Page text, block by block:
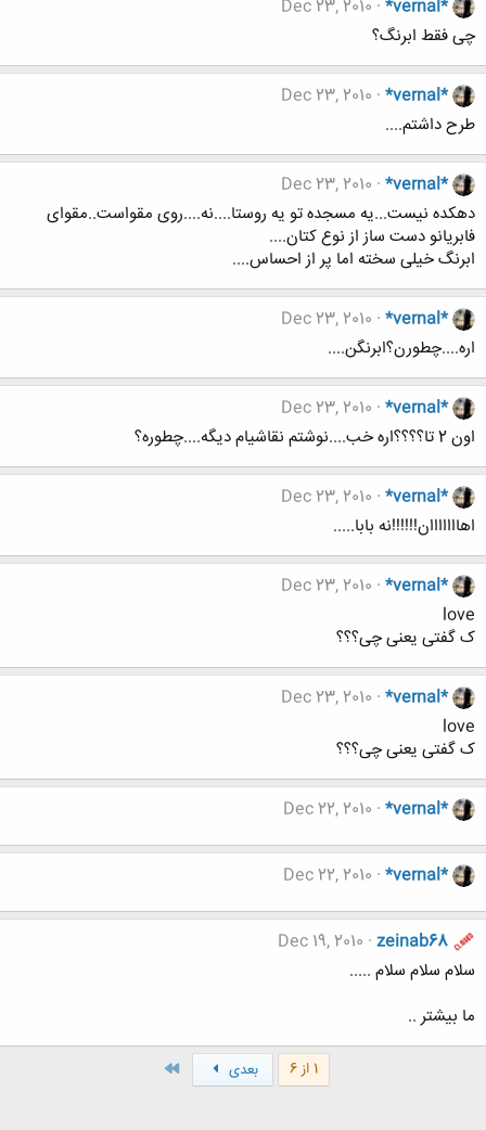
*vernal*
Dec 23, 2010
چی فقط ابرنگ؟
*vernal*
Dec 23, 2010
طرح داشتم....
*vernal*
Dec 23, 2010
دهکده نیست...یه مسجده تو یه روستا....نه....روی مقواست..مقوای
فابریانو دست ساز از نوع کتان....
ابرنگ خیلی سخته اما پر از احساس....
*vernal*
Dec 23, 2010
اره....چطورن؟ابرنگن....
*vernal*
Dec 23, 2010
اون 2 تا؟؟؟؟اره خب....نوشتم نقاشیام دیگه....چطوره؟
*vernal*
Dec 23, 2010
اهااااااان!!!!!!نه بابا.....
*vernal*
Dec 23, 2010
love
ک گفتی یعنی چی؟؟؟
*vernal*
Dec 23, 2010
love
ک گفتی یعنی چی؟؟؟
*vernal*
Dec 22, 2010
*vernal*
Dec 22, 2010
zeinab68
Dec 19, 2010
سلام سلام سلام .....
ما بیشتر ..
1 از 6 بعدی